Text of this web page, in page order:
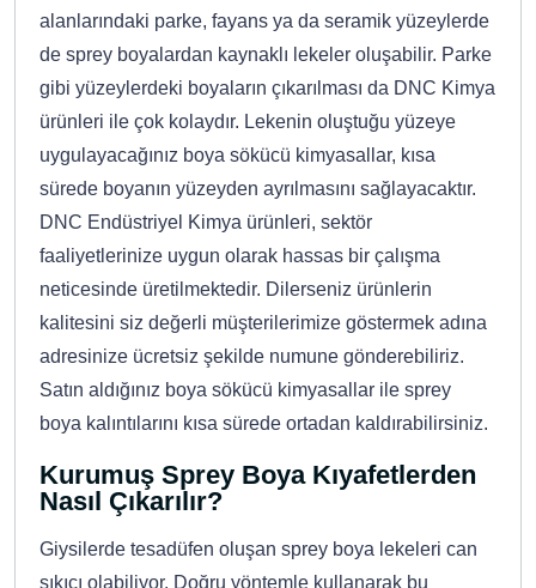
alanlarındaki parke, fayans ya da seramik yüzeylerde
de sprey boyalardan kaynaklı lekeler oluşabilir. Parke
gibi yüzeylerdeki boyaların çıkarılması da DNC Kimya
ürünleri ile çok kolaydır. Lekenin oluştuğu yüzeye
uygulayacağınız boya sökücü kimyasallar, kısa
sürede boyanın yüzeyden ayrılmasını sağlayacaktır.
DNC Endüstriyel Kimya ürünleri, sektör
faaliyetlerinize uygun olarak hassas bir çalışma
neticesinde üretilmektedir. Dilerseniz ürünlerin
kalitesini siz değerli müşterilerimize göstermek adına
adresinize ücretsiz şekilde numune gönderebiliriz.
Satın aldığınız boya sökücü kimyasallar ile sprey
boya kalıntılarını kısa sürede ortadan kaldırabilirsiniz.
Kurumuş Sprey Boya Kıyafetlerden
Nasıl Çıkarılır?
Giysilerde tesadüfen oluşan sprey boya lekeleri can
sıkıcı olabiliyor. Doğru yöntemle kullanarak bu